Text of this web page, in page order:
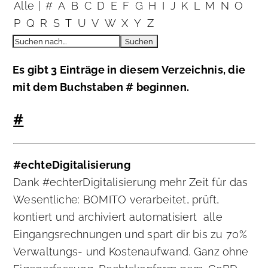
Alle # A B C D E F G H I J K L M N O
P Q R S T U V W X Y Z
Es gibt 3 Einträge in diesem Verzeichnis, die
mit dem Buchstaben # beginnen.
#
#echteDigitalisierung
Dank #echterDigitalisierung mehr Zeit für das
Wesentliche: BOMITO verarbeitet, prüft,
kontiert und archiviert automatisiert alle
Eingangsrechnungen und spart dir bis zu 70%
Verwaltungs- und Kostenaufwand. Ganz ohne